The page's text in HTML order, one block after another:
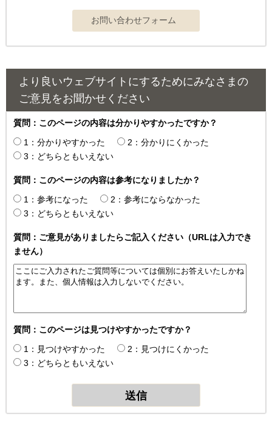
より良いウェブサイトにするためにみなさまの
ご意見をお聞かせください
質問：このページの内容は分かりやすかったですか？
1：分かりやすかった
2：分かりにくかった
3：どちらともいえない
質問：このページの内容は参考になりましたか？
1：参考になった
2：参考にならなかった
3：どちらともいえない
質問：ご意見がありましたらご記入ください（URLは入力でき
ません）
質問：このページは見つけやすかったですか？
1：見つけやすかった
2：見つけにくかった
3：どちらともいえない